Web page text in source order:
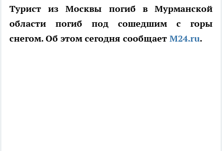
Турист из Москвы погиб в Мурманской
области погиб под сошедшим с горы
снегом. Об этом сегодня сообщает М24.ru.